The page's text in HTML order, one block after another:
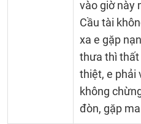
vào giờ này
Cầu tài
xa e gặp
thưa thì thất
thiệt, e phải
không
đòn, gặp